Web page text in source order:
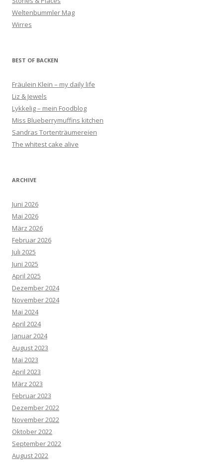
Weltenbummler Mag
Wirres
BEST OF BACKEN
Fräulein Klein – my daily life
Liz & Jewels
Lykkelig – mein Foodblog
Miss Blueberrymuffins kitchen
Sandras Tortenträumereien
The whitest cake alive
ARCHIVE
Juni 2026
Mai 2026
März 2026
Februar 2026
Juli 2025
Juni 2025
April 2025
Dezember 2024
November 2024
Mai 2024
April 2024
Januar 2024
August 2023
Mai 2023
April 2023
März 2023
Februar 2023
Dezember 2022
November 2022
Oktober 2022
September 2022
August 2022